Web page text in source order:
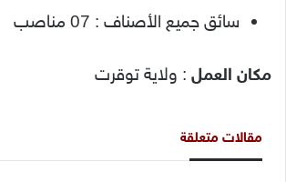
سائق جميع الأصناف : 07 مناصب
مكان العمل : ولاية توقرت
مقالات متعلقة